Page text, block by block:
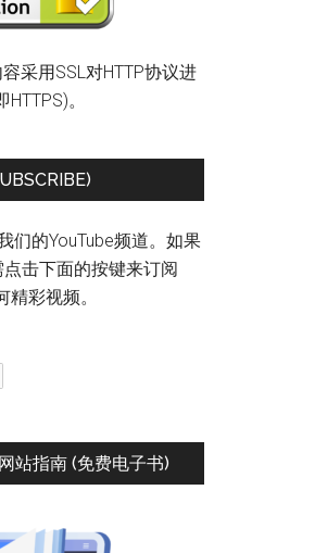
采用SSL对HTTP协议进
。
们的YouTube频道。如果
击下面的按键来订阅
彩视频。
站指南 (免费电子书)